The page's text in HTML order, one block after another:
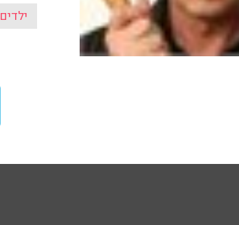
ילדים